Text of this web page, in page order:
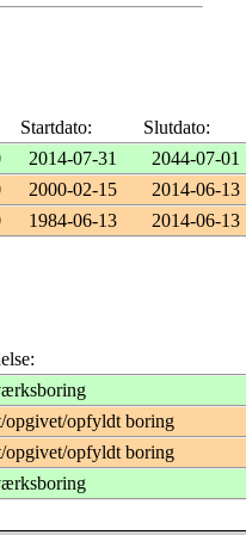
Startdato: Slutdato:
2014-07-31
2044-07-01
2000-02-15
2014-06-13
1984-06-13 2014-06-13
opgivet/opfyldt boring
opgivet/opfyldt boring